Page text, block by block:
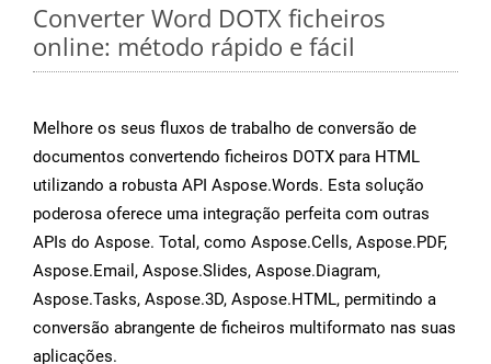
Converter Word DOTX ficheiros
online: método rápido e fácil
Melhore os seus fluxos de trabalho de conversão de
documentos convertendo ficheiros DOTX para HTML
utilizando a robusta API Aspose.Words. Esta solução
poderosa oferece uma integração perfeita com outras
APIs do Aspose. Total, como Aspose.Cells, Aspose.PDF,
Aspose.Email, Aspose.Slides, Aspose.Diagram,
Aspose.Tasks, Aspose.3D, Aspose.HTML, permitindo a
conversão abrangente de ficheiros multiformato nas suas
aplicações.